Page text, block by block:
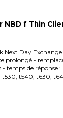
NBD f Thin
Next Day
prolongé -
temps de réponse
t530, t540, t630,